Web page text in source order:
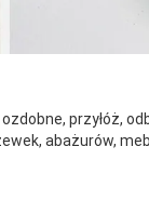
przyłóż,
abażurów,